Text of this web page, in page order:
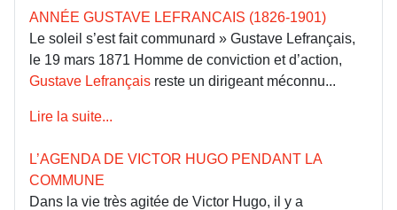
ANNÉE GUSTAVE LEFRANCAIS (1826-1901)
Le soleil s’est fait communard » Gustave Lefrançais,
le 19 mars 1871 Homme de conviction et d’action,
Gustave Lefrançais reste un dirigeant méconnu...
Lire la suite...
L’AGENDA DE VICTOR HUGO PENDANT LA
COMMUNE
Dans la vie très agitée de Victor Hugo, il y a